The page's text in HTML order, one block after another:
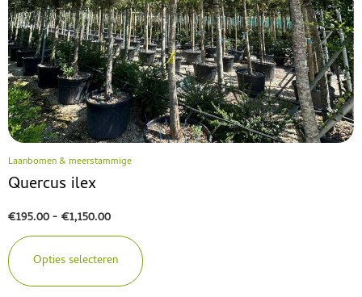
Laanbomen & meerstammige
Quercus ilex
€195.00-€1,150.00
Opties selecteren